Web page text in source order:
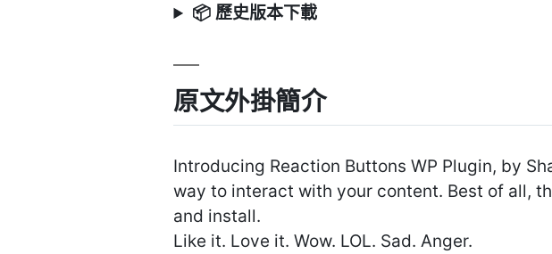
📦 歷史版本下載
原文外掛簡介
Introducing Reaction Buttons WP Plugin, by
way to interact with your content. Best of all,
and install.
Like it. Love it. Wow. LOL. Sad. Anger.